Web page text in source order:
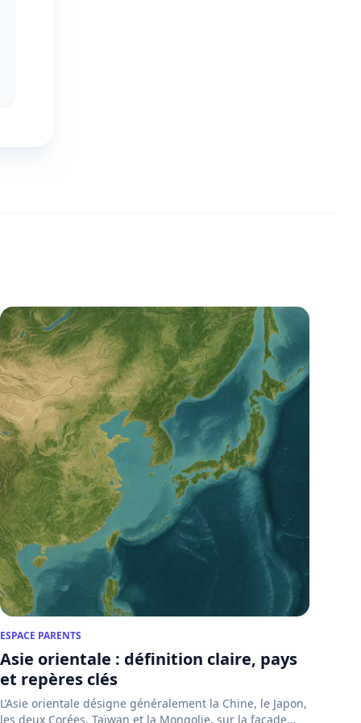
ESPACE PARENTS
Asie orientale : définition claire, pays
et repères clés
L’Asie orientale désigne généralement la Chine, le Japon,
les deux Corées, Taïwan et la Mongolie, sur la façade